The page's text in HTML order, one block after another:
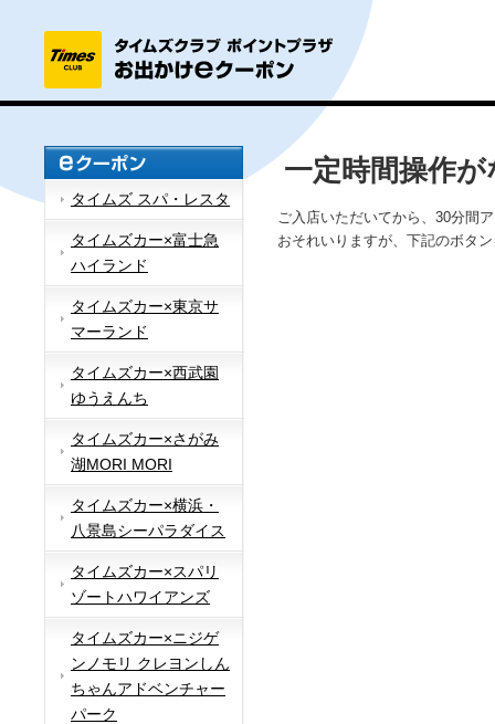
タイムズ スパ・レスタ
タイムズカー×富士急
ハイランド
タイムズカー×東京サ
マーランド
タイムズカー×西武園
ゆうえんち
タイムズカー×さがみ
湖MORI MORI
タイムズカー×横浜・
八景島シーパラダイス
タイムズカー×スパリ
ゾートハワイアンズ
タイムズカー×ニジゲ
ンノモリ クレヨンしん
ちゃんアドベンチャー
パーク
一定時間操作
ご入店いただいてから、30分間
おそれいりますが、下記のボタ